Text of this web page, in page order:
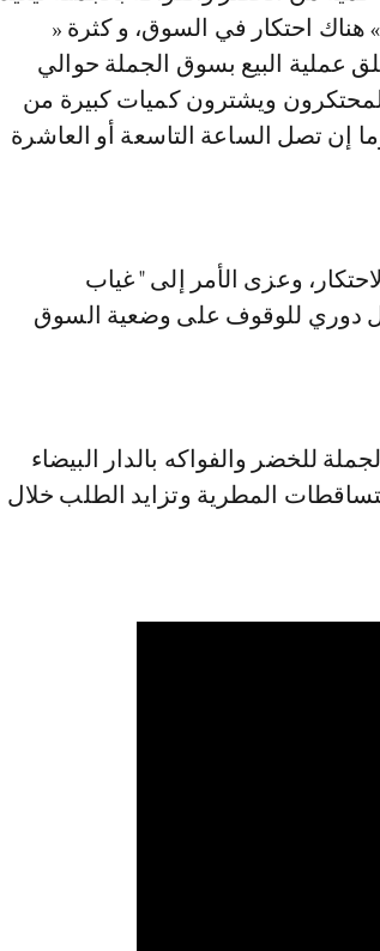
هناك احتكار في السوق، و كثرة «
عملية البيع بسوق الجملة حوالي
ويشترون كميات كبيرة من
إن تصل الساعة التاسعة أو العاشرة
وعزى الأمر إلى " غياب
دوري للوقوف على وضعية السوق
للخضر والفواكه بالدار البيضاء
المطرية وتزايد الطلب خلال